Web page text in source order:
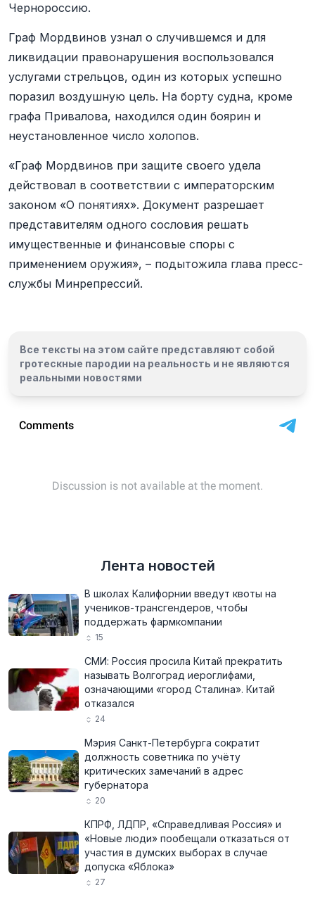
Чернороссию.
Граф Мордвинов узнал о случившемся и для
ликвидации правонарушения воспользовался
услугами стрельцов, один из которых успешно
поразил воздушную цель. На борту судна, кроме
графа Привалова, находился один боярин и
неустановленное число холопов.
«Граф Мордвинов при защите своего удела
действовал в соответствии с императорским
законом «О понятиях». Документ разрешает
представителям одного сословия решать
имущественные и финансовые споры с
применением оружия», – подытожила глава пресс-
службы Минрепрессий.
Все тексты на этом сайте представляют собой
гротескные пародии на реальность и не являются
реальными новостями
Лента новостей
В школах Калифорнии введут квоты на
учеников-трансгендеров, чтобы
поддержать фармкомпании
15
СМИ: Россия просила Китай прекратить
называть Волгоград иероглифами,
означающими «город Сталина». Китай
отказался
24
Мэрия Санкт-Петербурга сократит
должность советника по учёту
критических замечаний в адрес
губернатора
20
КПРФ, ЛДПР, «Справедливая Россия» и
«Новые люди» пообещали отказаться от
участия в думских выборах в случае
допуска «Яблока»
27